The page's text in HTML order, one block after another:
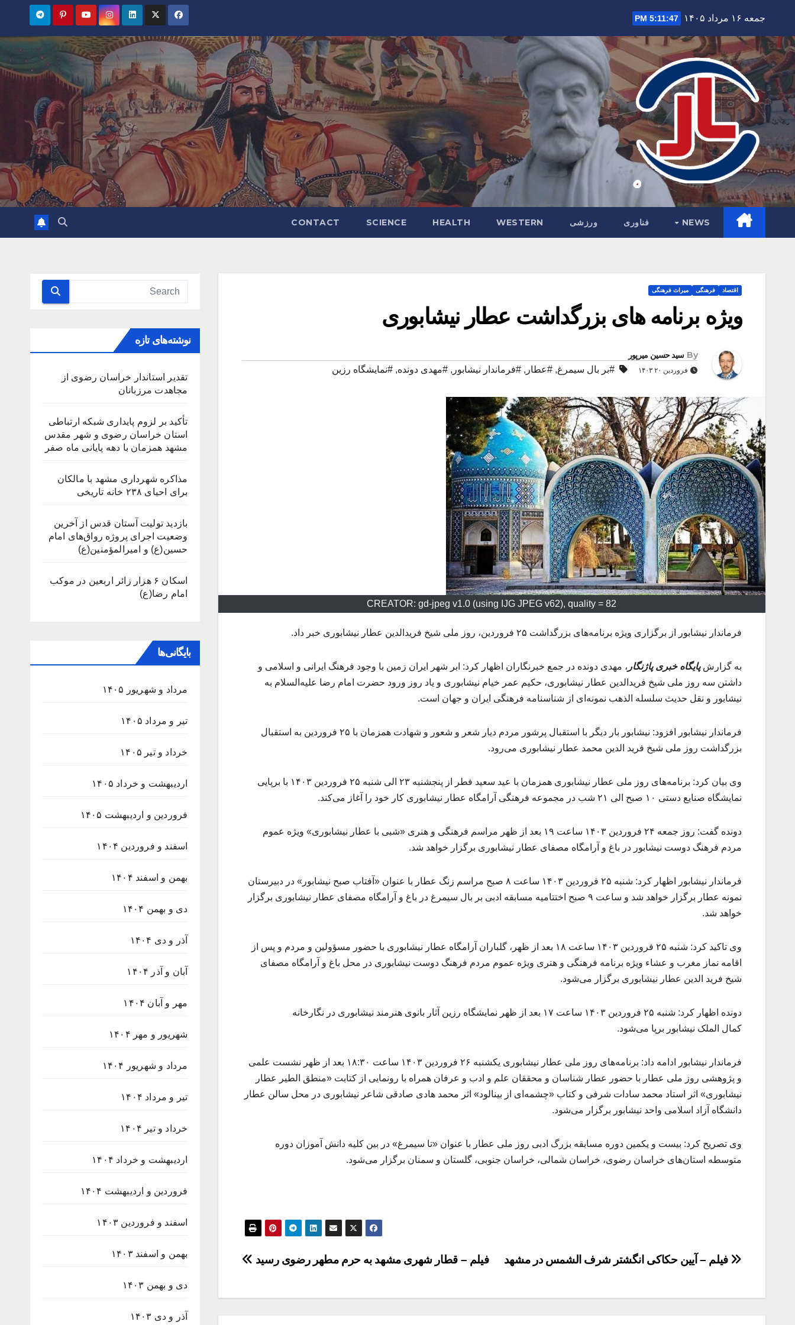
content
جمعه ۱۶ مرداد ۱۴۰۵ 5:11:48 PM
NEWS فناوری ورزشی WESTERN
HEALTH
SCIENCE
CONTACT
اقتصاد فرهنگی میراث فرهنگی
ویژه برنامه های بزرگداشت عطار نیشابوری
By سید حسین میرپور
فروردین ۲۰ ۱۴۰۳ #بر بال سیمرغ, #عطار , #فرماندار نیشابور , #مهدی دونده, #نمایشگاه رزین
CREATOR: gd-jpeg v1.0 (using IJG JPEG v62), quality = 82
فرماندار نیشابور از برگزاری ویژه برنامه‌های بزرگداشت ۲۵ فروردین، روز ملی شیخ فریدالدین عطار نیشابوری خبر داد.
به گزارشپایگاه خبری پاژنگار ، مهدی دونده در جمع خبرنگاران اظهار کرد: ابر شهر ایران زمین با وجود فرهنگ ایرانی و اسلامی و
داشتن سه روز ملی شیخ فریدالدین عطار نیشابوری، حکیم عمر خیام نیشابوری و یاد روز ورود حضرت امام رضا علیه‌السلام به
نیشابور و نقل حدیث سلسله الذهب نمونه‌ای از شناسنامه فرهنگی ایران و جهان است.
فرماندار نیشابور افزود: نیشابور بار دیگر با استقبال پرشور مردم دیار شعر و شعور و شهادت همزمان با ۲۵ فروردین به استقبال
بزرگداشت روز ملی شیخ فرید الدین محمد عطار نیشابوری می‌رود.
وی بیان کرد: برنامه‌های روز ملی عطار نیشابوری همزمان با عید سعید فطر از پنجشنبه ۲۳ الی شنبه ۲۵ فروردین ۱۴۰۳ با برپایی
نمایشگاه صنایع دستی ۱۰ صبح الی ۲۱ شب در مجموعه فرهنگی آرامگاه عطار نیشابوری کار خود را آغاز می‌کند.
دونده گفت: روز جمعه ۲۴ فروردین ۱۴۰۳ ساعت ۱۹ بعد از ظهر مراسم فرهنگی و هنری «شبی با عطار نیشابوری» ویژه عموم
مردم فرهنگ دوست نیشابور در باغ و آرامگاه مصفای عطار نیشابوری برگزار خواهد شد.
فرماندار نیشابور اظهار کرد: شنبه ۲۵ فروردین ۱۴۰۳ ساعت ۸ صبح مراسم زنگ عطار با عنوان «آفتاب صبح نیشابور» در دبیرستان
نمونه عطار برگزار خواهد شد و ساعت ۹ صبح اختتامیه مسابقه ادبی بر بال سیمرغ در باغ و آرامگاه مصفای عطار نیشابوری برگزار
خواهد شد.
وی تاکید کرد: شنبه ۲۵ فروردین ۱۴۰۳ ساعت ۱۸ بعد از ظهر، گلباران آرامگاه عطار نیشابوری با حضور مسؤولین و مردم و پس از
اقامه نماز مغرب و عشاء ویژه برنامه فرهنگی و هنری ویژه عموم مردم فرهنگ دوست نیشابوری در محل باغ و آرامگاه مصفای
شیخ فرید الدین عطار نیشابوری برگزار می‌شود.
دونده اظهار کرد: شنبه ۲۵ فروردین ۱۴۰۳ ساعت ۱۷ بعد از ظهر نمایشگاه رزین آثار بانوی هنرمند نیشابوری در نگارخانه
کمال الملک نیشابور برپا می‌شود.
فرماندار نیشابور ادامه داد: برنامه‌های روز ملی عطار نیشابوری یکشنبه ۲۶ فروردین ۱۴۰۳ ساعت ۱۸:۳۰ بعد از ظهر نشست علمی
و پژوهشی روز ملی عطار با حضور عطار شناسان و محققان علم و ادب و عرفان همراه با رونمایی از کتابت «منطق الطیر عطار
نیشابوری» اثر استاد محمد سادات شرفی و کتاب «چشمه‌ای از بینالود» اثر محمد هادی صادقی شاعر نیشابوری در محل سالن عطار
دانشگاه آزاد اسلامی واحد نیشابور برگزار می‌شود.
وی تصریح کرد: بیست و یکمین دوره مسابقه بزرگ ادبی روز ملی عطار با عنوان «تا سیمرغ» در بین کلیه دانش آموزان دوره
متوسطه استان‌های خراسان رضوی، خراسان شمالی، خراسان جنوبی، گلستان و سمنان برگزار می‌شود.
راهبری
فیلم – قطار شهری مشهد به حرم مطهر رضوی رسید فیلم – آیین حکاکی انگشتر شرف الشمس در مشهد
نوشته‌های تازه
تقدیر استاندار خراسان رضوی از
مجاهدت مرزبانان
تأکید بر لزوم پایداری شبکه ارتباطی
استان خراسان رضوی و شهر مقدس
مشهد همزمان با دهه پایانی ماه صفر
مذاکره شهرداری مشهد با مالکان
برای احیای ۲۳۸ خانه تاریخی
بازدید تولیت آستان قدس از آخرین
وضعیت اجرای پروژه رواق‌های امام
حسین(ع) و امیرالمؤمنین(ع)
اسکان ۶ هزار زائر اربعین در موکب
امام رضا(ع)
بایگانی‌ها
مرداد و شهریور ۱۴۰۵
تیر و مرداد ۱۴۰۵
خرداد و تیر ۱۴۰۵
اردیبهشت و خرداد ۱۴۰۵
فروردین و اردیبهشت ۱۴۰۵
اسفند و فروردین ۱۴۰۴
بهمن و اسفند ۱۴۰۴
دی و بهمن ۱۴۰۴
آذر و دی ۱۴۰۴
آبان و آذر ۱۴۰۴
مهر و آبان ۱۴۰۴
شهریور و مهر ۱۴۰۴
مرداد و شهریور ۱۴۰۴
تیر و مرداد ۱۴۰۴
خرداد و تیر ۱۴۰۴
اردیبهشت و خرداد ۱۴۰۴
فروردین و اردیبهشت ۱۴۰۴
اسفند و فروردین ۱۴۰۳
بهمن و اسفند ۱۴۰۳
دی و بهمن ۱۴۰۳
آذر و دی ۱۴۰۳